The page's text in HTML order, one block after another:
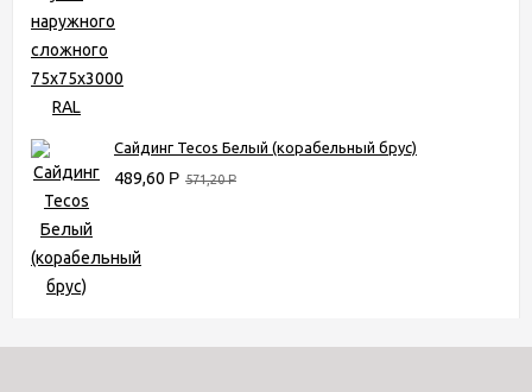
Сайдинг Tecos Белый (корабельный брус)
489,60 Р 571,20Р